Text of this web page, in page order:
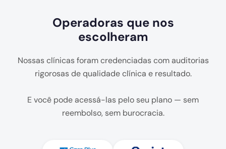
Operadoras que nos
escolheram
Nossas clínicas foram credenciadas com auditorias
rigorosas de qualidade clínica e resultado.
E você pode acessá-las pelo seu plano — sem
reembolso, sem burocracia.